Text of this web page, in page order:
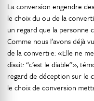
La conversion engendre
le choix du ou de la
un regard que la personne
Comme nous l’avons déjà
de la converti·e: «Elle ne
disait: “c’est le diable”»,
regard de déception sur le
le choix de conversion